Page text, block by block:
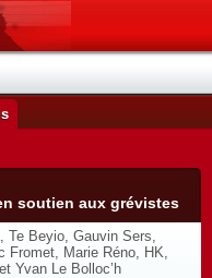
soutien aux grévistes
Te Beyio, Gauvin Sers,
Fromet, Marie Réno, HK,
Yvan Le Bolloc’h